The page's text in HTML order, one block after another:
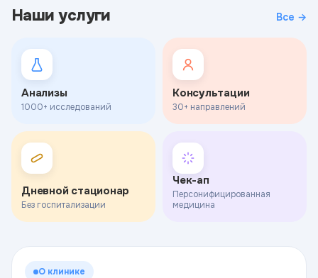
Наши услуги Все →
Анализы
1000+ исследований
Консультации
30+ направлений
Дневной стационар
Без госпитализации
Чек-ап
Персонифицированная
медицина
О клинике